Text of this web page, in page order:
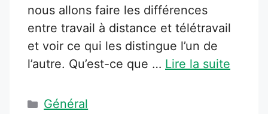
nous allons faire les différences
entre travail à distance et télétravail
et voir ce qui les distingue l’un de
l’autre. Qu’est-ce que … Lire la suite
Catégories
Général